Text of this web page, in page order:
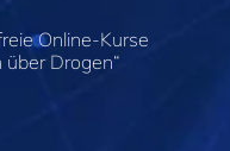
Online-Kurse
über Drogen“